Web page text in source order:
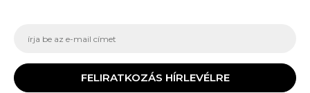
FELIRATKOZÁS HÍRLEVÉLRE